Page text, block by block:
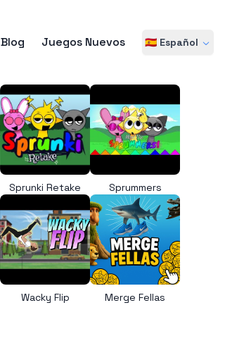
Blog Juegos Nuevos 🇪🇸 Español
Sprunki Retake Sprummers
Wacky Flip Merge Fellas